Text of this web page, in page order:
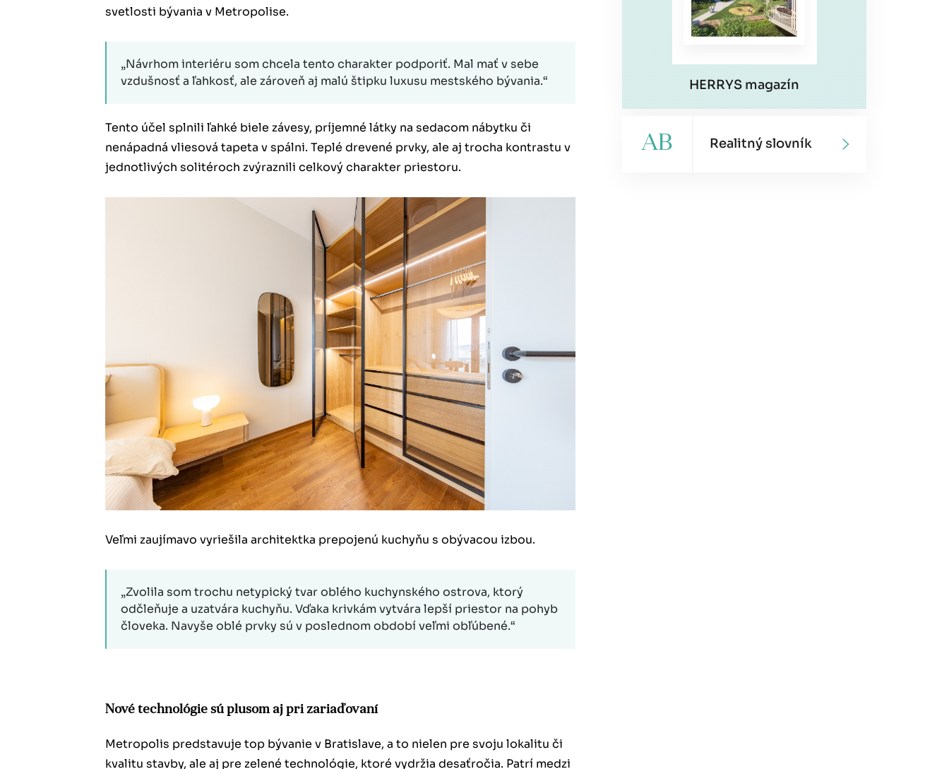
svetlosti bývania v Metropolise.
„Návrhom interiéru som chcela tento charakter podporiť. Mal mať v sebe
vzdušnosť a ľahkosť, ale zároveň aj malú štipku luxusu mestského bývania.“
Tento účel splnili ľahké biele závesy, príjemné látky na sedacom nábytku či
nenápadná vliesová tapeta v spálni. Teplé drevené prvky, ale aj trocha kontrastu v
jednotlivých solitéroch zvýraznili celkový charakter priestoru.
Veľmi zaujímavo vyriešila architektka prepojenú kuchyňu s obývacou izbou.
„Zvolila som trochu netypický tvar oblého kuchynského ostrova, ktorý
odčleňuje a uzatvára kuchyňu. Vďaka krivkám vytvára lepší priestor na pohyb
človeka. Navyše oblé prvky sú v poslednom období veľmi obľúbené.“
Nové technológie sú plusom aj pri zariaďovaní
Metropolis predstavuje top bývanie v Bratislave, a to nielen pre svoju lokalitu či
kvalitu stavby, ale aj pre zelené technológie, ktoré vydržia desaťročia. Patrí medzi
HERRYS magazín
AB Realitný slovník